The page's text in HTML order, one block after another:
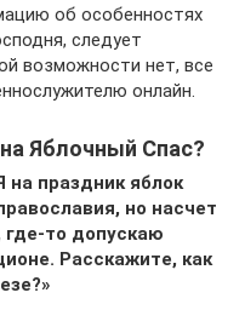
об особенностях
следует
возможности нет, все
онлайн.
Яблочный Спас?
на праздник яблок
но насчет
то допускаю
Расскажите, как